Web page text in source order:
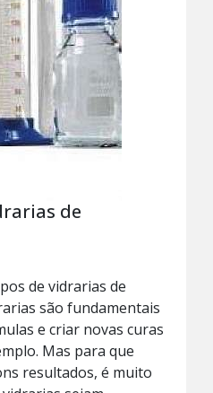
de
de vidrarias de
são fundamentais
e criar novas curas
Mas para que
resultados, é muito